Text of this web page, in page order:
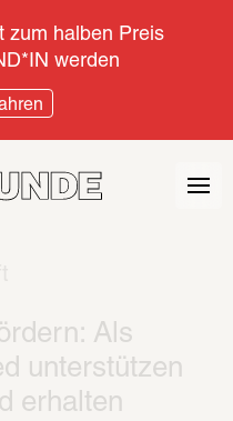
zum halben Preis
werden
Als
unterstützen
erhalten